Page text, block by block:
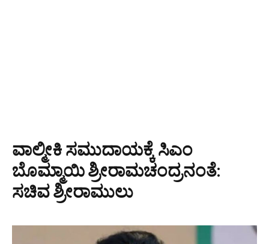
ವಾಲ್ಮೀಕಿ ಸಮುದಾಯಕ್ಕೆ ಸಿಎಂ
ಬೊಮ್ಮಾಯಿ ಶ್ರೀರಾಮಚಂದ್ರನಂತೆ:
ಸಚಿವ ಶ್ರೀರಾಮುಲು